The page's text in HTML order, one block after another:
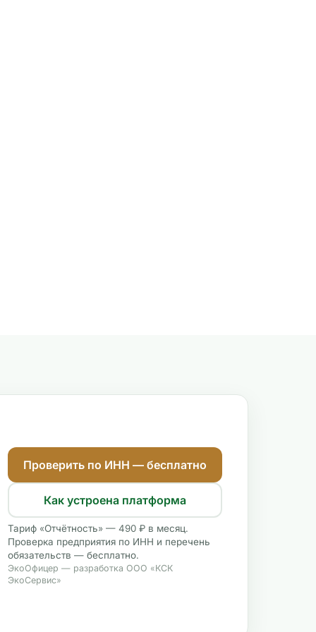
Проверить по ИНН — бесплатно
Как устроена платформа
Тариф «Отчётность» — 490 ₽ в месяц.
Проверка предприятия по ИНН и перечень
обязательств — бесплатно.
ЭкоОфицер — разработка ООО «КСК
ЭкоСервис»